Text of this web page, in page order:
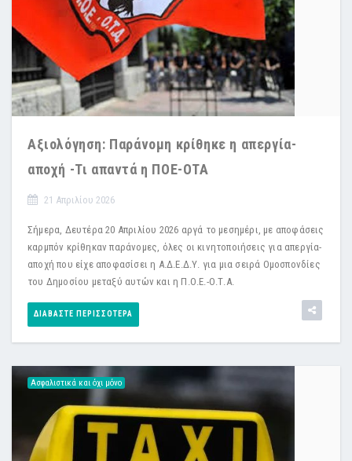
Αξιολόγηση: Παράνομη κρίθηκε η απεργία-
αποχή -Τι απαντά η ΠΟΕ-ΟΤΑ
21 Απριλίου 2026
Σήμερα, Δευτέρα 20 Απριλίου 2026 αργά το μεσημέρι, με αποφάσεις
καρμπόν κρίθηκαν παράνομες, όλες οι κινητοποιήσεις για απεργία-
αποχή που είχε αποφασίσει η Α.Δ.Ε.Δ.Υ. για μια σειρά Ομοσπονδίες
του Δημοσίου μεταξύ αυτών και η Π.Ο.Ε.-Ο.Τ.Α.
ΔΙΑΒΆΣΤΕ ΠΕΡΙΣΣΌΤΕΡΑ
Ασφαλιστικά και όχι μόνο